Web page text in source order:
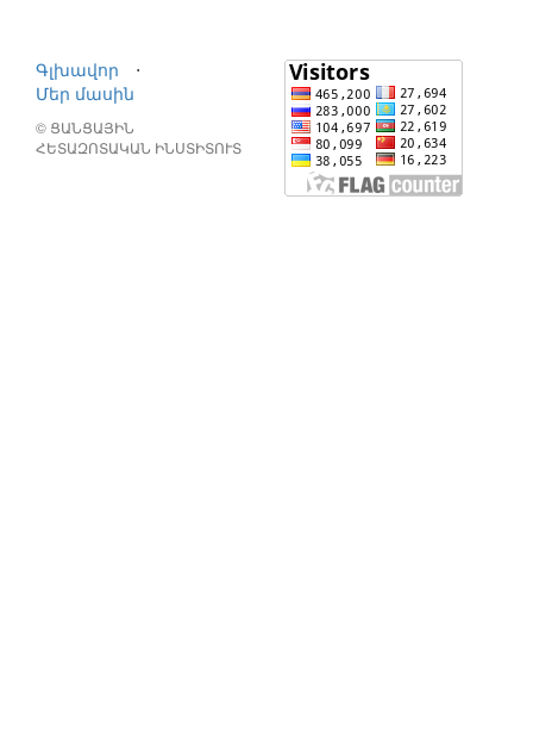
Գլխավոր
⋅
Մեր մասին
© ՑԱՆՑԱՅԻՆ
ՀԵՏԱԶՈՏԱԿԱՆ ԻՆՍՏԻՏՈՒՏ